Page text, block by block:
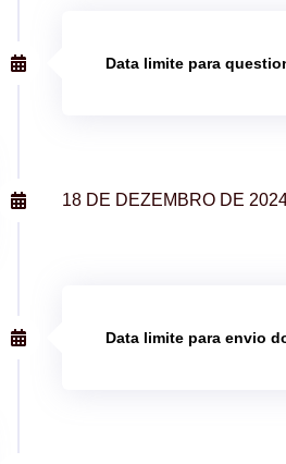
Data limite para
18 DE DEZEMBRO DE
Data limite para envio